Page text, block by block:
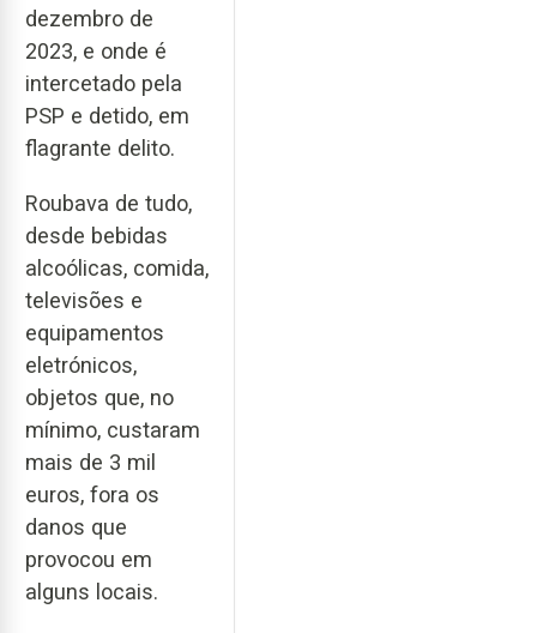
dezembro de
2023, e onde é
intercetado pela
PSP e detido, em
flagrante delito.
Roubava de tudo,
desde bebidas
alcoólicas, comida,
televisões e
equipamentos
eletrónicos,
objetos que, no
mínimo, custaram
mais de 3 mil
euros, fora os
danos que
provocou em
alguns locais.